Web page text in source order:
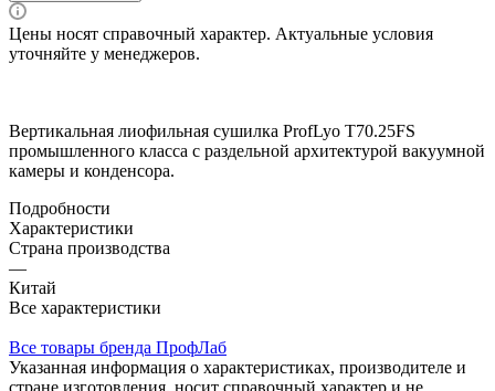
Цены носят справочный характер. Актуальные условия
уточняйте у менеджеров.
Вертикальная лиофильная сушилка ProfLyo T70.25FS
промышленного класса с раздельной архитектурой вакуумной
камеры и конденсора.
Подробности
Характеристики
Страна производства
—
Китай
Все характеристики
Все товары бренда ПрофЛаб
Указанная информация о характеристиках, производителе и
стране изготовления, носит справочный характер и не